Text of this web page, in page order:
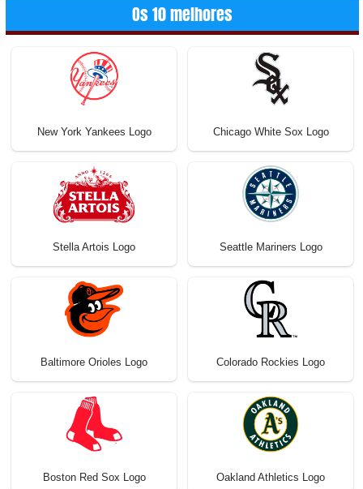
Os 10 melhores
New York Yankees Logo Chicago White Sox Logo
Stella Artois Logo Seattle Mariners Logo
Baltimore Orioles Logo Colorado Rockies Logo
Boston Red Sox Logo Oakland Athletics Logo